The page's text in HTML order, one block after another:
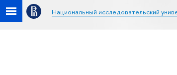
Национальный исследовательский